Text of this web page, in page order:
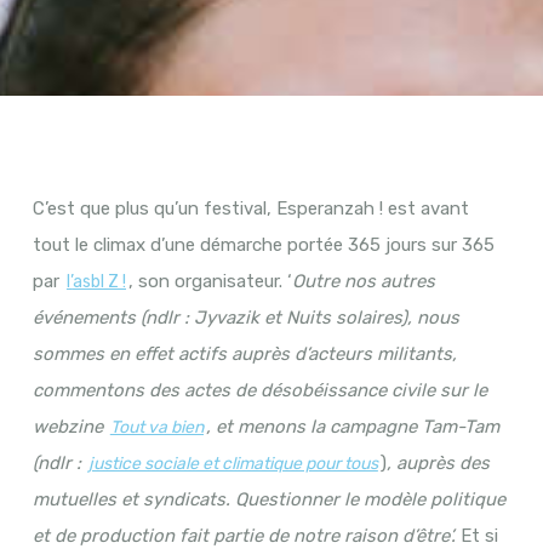
C’est que plus qu’un festival, Esperanzah ! est avant
tout le climax d’une démarche portée 365 jours sur 365
par l’asbl Z ! , son organisateur. ‘Outre nos autres
événements (ndlr : Jyvazik et Nuits solaires), nous
sommes en effet actifs auprès d’acteurs militants,
commentons des actes de désobéissance civile sur le
webzine Tout va bien, et menons la campagne Tam-Tam
(ndlr : justice sociale et climatique pour tous), auprès des
mutuelles et syndicats. Questionner le modèle politique
et de production fait partie de notre raison d’être’.Et si